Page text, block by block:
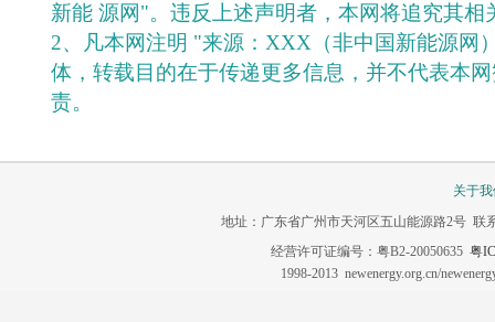
新能 源网"。违反上述声明者，本网将追究其相
2、凡本网注明 "来源：XXX（非中国新能源网
体，转载目的在于传递更多信息，并不代表本
责。
关于
地址：广东省广州市天河区五山能源路2号 联
经营许可证编号：粤B2-20050635 粤
1998-2013 newenergy.org.cn/